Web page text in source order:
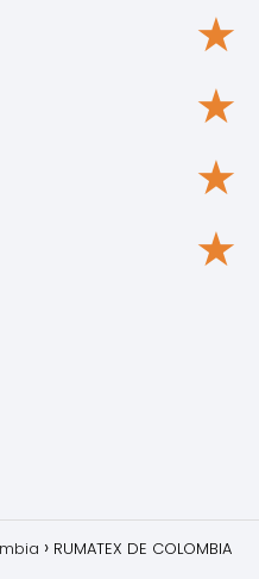
★
★
★
★
RUMATEX DE COLOMBIA